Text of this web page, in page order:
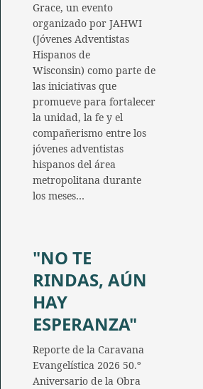
Grace, un evento
organizado por JAHWI
(Jóvenes Adventistas
Hispanos de
Wisconsin) como parte de
las iniciativas que
promueve para fortalecer
la unidad, la fe y el
compañerismo entre los
jóvenes adventistas
hispanos del área
metropolitana durante
los meses…
"NO TE
RINDAS, AÚN
HAY
ESPERANZA"
Reporte de la Caravana
Evangelística 2026 50.º
Aniversario de la Obra